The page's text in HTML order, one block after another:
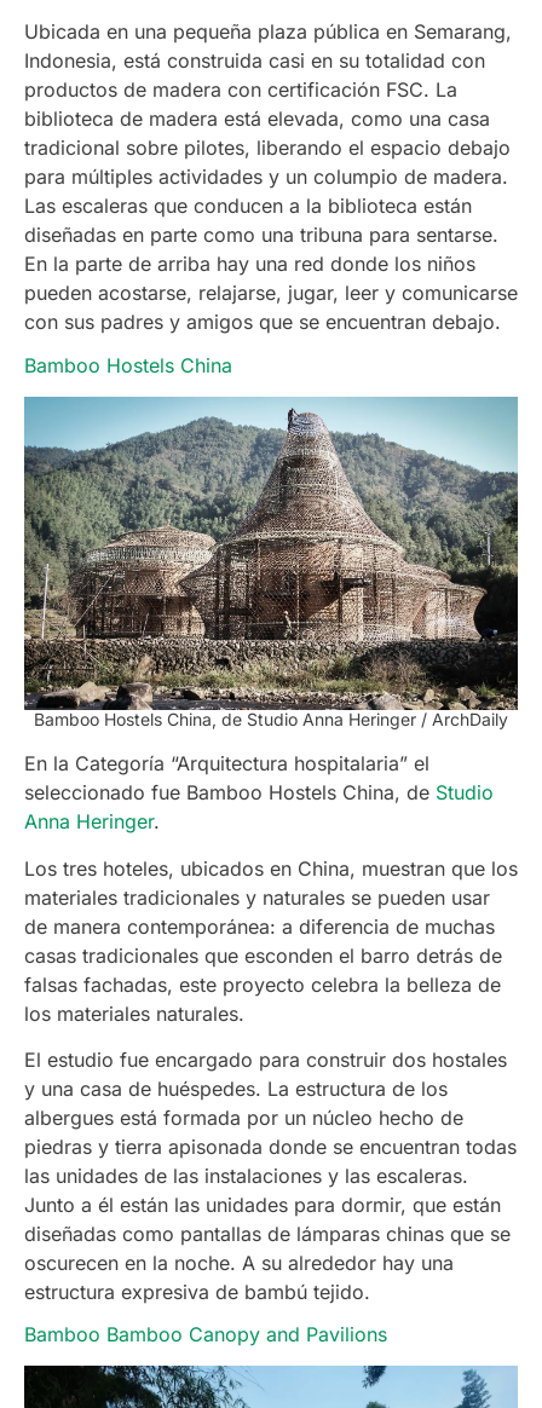
Ubicada en una pequeña plaza pública en Semarang,
Indonesia, está construida casi en su totalidad con
productos de madera con certificación FSC. La
biblioteca de madera está elevada, como una casa
tradicional sobre pilotes, liberando el espacio debajo
para múltiples actividades y un columpio de madera.
Las escaleras que conducen a la biblioteca están
diseñadas en parte como una tribuna para sentarse.
En la parte de arriba hay una red donde los niños
pueden acostarse, relajarse, jugar, leer y comunicarse
con sus padres y amigos que se encuentran debajo.
Bamboo Hostels China
Bamboo Hostels China, de Studio Anna Heringer / ArchDaily
En la Categoría “Arquitectura hospitalaria” el
seleccionado fue Bamboo Hostels China, de Studio
Anna Heringer.
Los tres hoteles, ubicados en China, muestran que los
materiales tradicionales y naturales se pueden usar
de manera contemporánea: a diferencia de muchas
casas tradicionales que esconden el barro detrás de
falsas fachadas, este proyecto celebra la belleza de
los materiales naturales.
El estudio fue encargado para construir dos hostales
y una casa de huéspedes. La estructura de los
albergues está formada por un núcleo hecho de
piedras y tierra apisonada donde se encuentran todas
las unidades de las instalaciones y las escaleras.
Junto a él están las unidades para dormir, que están
diseñadas como pantallas de lámparas chinas que se
oscurecen en la noche. A su alrededor hay una
estructura expresiva de bambú tejido.
Bamboo Bamboo Canopy and Pavilions